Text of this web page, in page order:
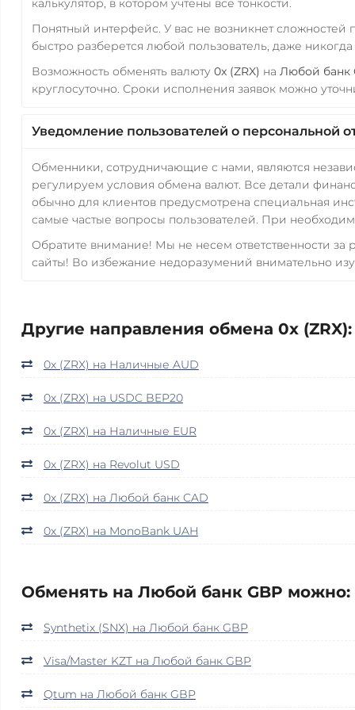
калькулятор, в котором учтены все тонкости.
Понятный интерфейс. У вас не возникнет
быстро разберется любой пользователь, даже
Возможность обменять валюту 0x (ZRX) на Любой банк
круглосуточно. Сроки исполнения заявок можно
Уведомление пользователей о персональной
Обменники, сотрудничающие с нами, являются
регулируем условия обмена валют. Все детали
обычно для клиентов предусмотрена специальная
самые частые вопросы пользователей. При
Обратите внимание! Мы не несем ответственности
сайты! Во избежание недоразумений внимательно
Другие направления обмена 0x (ZRX):
0x (ZRX) на Наличные AUD
0x (ZRX) на USDC BEP20
0x (ZRX) на Наличные EUR
0x (ZRX) на Revolut USD
0x (ZRX) на Любой банк CAD
0x (ZRX) на MonoBank UAH
Обменять на Любой банк GBP можно:
Synthetix (SNX) на Любой банк GBP
Visa/Master KZT на Любой банк GBP
Qtum на Любой банк GBP